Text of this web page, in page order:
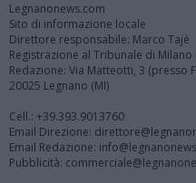
Legnanonews.com
Sito di informazione locale
Direttore responsabile: Marco Tajè
Registrazione al Tribunale di
Redazione: Via Matteotti, 3 (presso
20025 Legnano (MI)
Cell.: +39.393.9013760
Email Direzione:
Email Redazione:
Pubblicità: